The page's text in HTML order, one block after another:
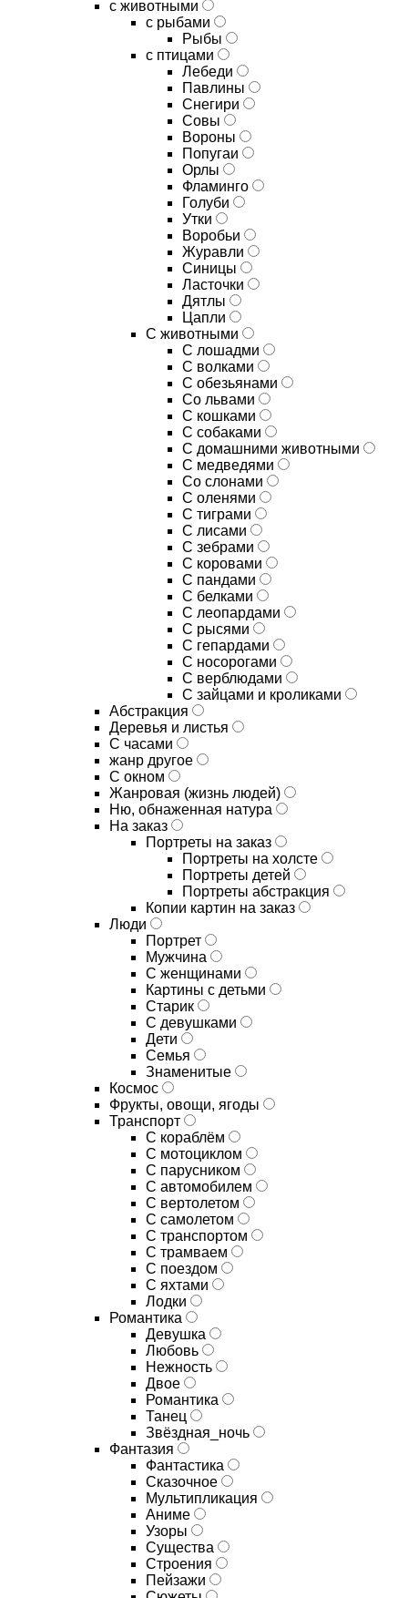
с животными
с рыбами
Рыбы
с птицами
Лебеди
Павлины
Снегири
Совы
Вороны
Попугаи
Орлы
Фламинго
Голуби
Утки
Воробьи
Журавли
Синицы
Ласточки
Дятлы
Цапли
С животными
С лошадми
С волками
С обезьянами
Со львами
С кошками
С собаками
С домашними животными
С медведями
Со слонами
С оленями
С тиграми
С лисами
С зебрами
С коровами
С пандами
С белками
С леопардами
С рысями
С гепардами
С носорогами
С верблюдами
С зайцами и кроликами
Абстракция
Деревья и листья
С часами
жанр другое
С окном
Жанровая (жизнь людей)
Ню, обнаженная натура
На заказ
Портреты на заказ
Портреты на холсте
Портреты детей
Портреты абстракция
Копии картин на заказ
Люди
Портрет
Мужчина
С женщинами
Картины с детьми
Старик
С девушками
Дети
Семья
Знаменитые
Космос
Фрукты, овощи, ягоды
Транспорт
С кораблём
С мотоциклом
С парусником
С автомобилем
С вертолетом
С самолетом
С транспортом
С трамваем
С поездом
С яхтами
Лодки
Романтика
Девушка
Любовь
Нежность
Двое
Романтика
Танец
Звёздная_ночь
Фантазия
Фантастика
Сказочное
Мультипликация
Аниме
Узоры
Существа
Строения
Пейзажи